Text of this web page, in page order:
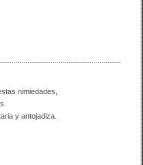
nimiedades,
y antojadiza.